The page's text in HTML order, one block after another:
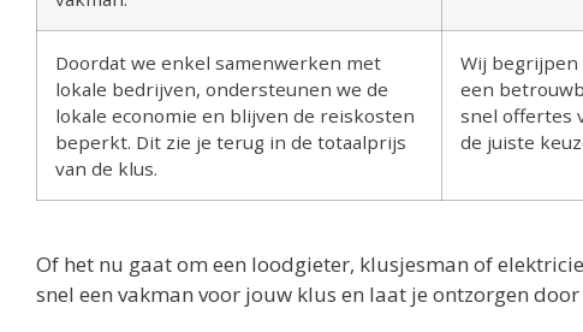
Doordat we enkel samenwerken met
lokale bedrijven, ondersteunen we de
lokale economie en blijven de reiskosten
beperkt. Dit zie je terug in de totaalprijs
van de klus.
Wij begrijpen
een
snel offertes
de juiste
Of het nu gaat om een loodgieter, klusjesman of
snel een vakman voor jouw klus en laat je ontzorgen